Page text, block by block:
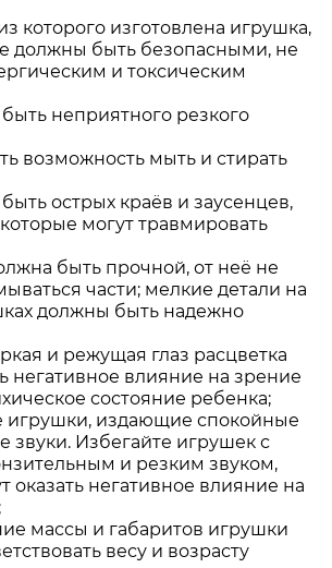
которого изготовлена игрушка,
должны быть безопасными, не
и токсическим
неприятного резкого
возможность мыть и стирать
острых краёв и заусенцев,
могут травмировать
быть прочной, от неё не
части; мелкие детали на
должны быть надежно
и режущая глаз расцветка
негативное влияние на зрение
состояние ребенка;
игрушки, издающие спокойные
звуки. Избегайте игрушек с
и резким звуком,
оказать негативное влияние на
массы и габаритов игрушки
весу и возрасту